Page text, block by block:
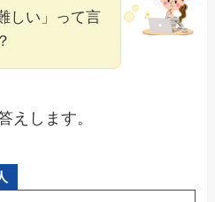
しい」って言
えします。